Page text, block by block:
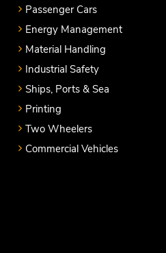
Passenger Cars
Energy Management
Material Handling
Industrial Safety
Ships, Ports & Sea
Printing
Two Wheelers
Commercial Vehicles